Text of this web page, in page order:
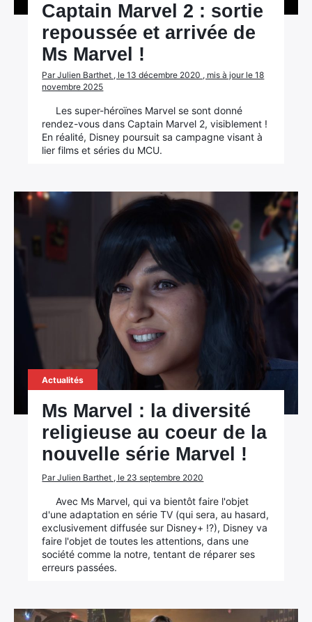
Captain Marvel 2 : sortie
repoussée et arrivée de
Ms Marvel !
Par Julien Barthet , le 13 décembre 2020 , mis à jour le 18
novembre 2025
Les super-héroïnes Marvel se sont donné
rendez-vous dans Captain Marvel 2, visiblement !
En réalité, Disney poursuit sa campagne visant à
lier films et séries du MCU.
Actualités
Ms Marvel : la diversité
religieuse au coeur de la
nouvelle série Marvel !
Par Julien Barthet , le 23 septembre 2020
Avec Ms Marvel, qui va bientôt faire l'objet
d'une adaptation en série TV (qui sera, au hasard,
exclusivement diffusée sur Disney+ !?), Disney va
faire l'objet de toutes les attentions, dans une
société comme la notre, tentant de réparer ses
erreurs passées.